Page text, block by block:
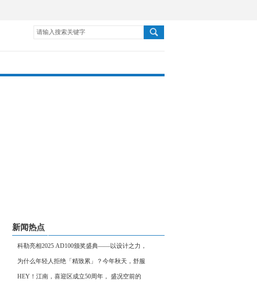
请输入搜索关键字
新闻热点
科勒亮相2025 AD100颁奖盛典——以设计之力，
为什么年轻人拒绝「精致累」？今年秋天，舒服
HEY！江南，喜迎区成立50周年， 盛况空前的